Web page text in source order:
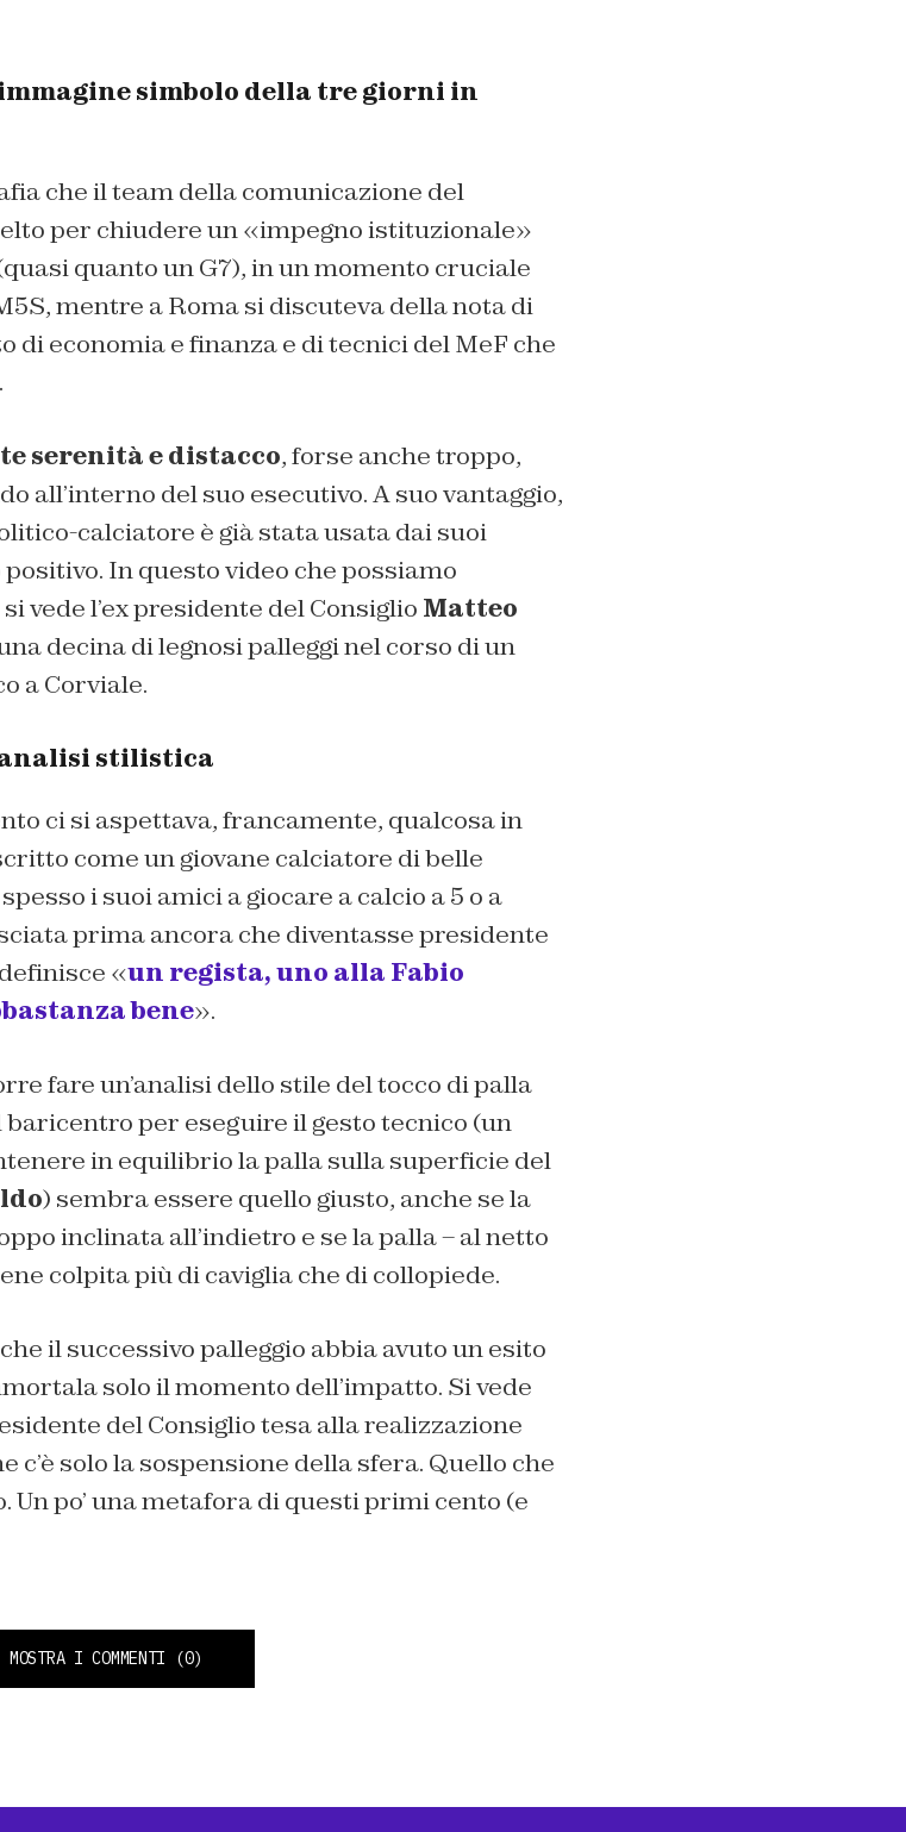
simbolo della tre giorni in
che il team della comunicazione del
per chiudere un «impegno istituzionale»
quanto un G7), in un momento cruciale
mentre a Roma si discuteva della nota di
di economia e finanza e di tecnici del MeF che
serenità e distacco, forse anche troppo,
all’interno del suo esecutivo. A suo vantaggio,
calciatore è già stata usata dai suoi
In questo video che possiamo
vede l’ex presidente del Consiglio Matteo
decina di legnosi palleggi nel corso di un
a Corviale.
stilistica
ci si aspettava, francamente, qualcosa in
come un giovane calciatore di belle
i suoi amici a giocare a calcio a 5 o a
prima ancora che diventasse presidente
«un regista, uno alla Fabio
bene».
fare un’analisi dello stile del tocco di palla
per eseguire il gesto tecnico (un
in equilibrio la palla sulla superficie del
) sembra essere quello giusto, anche se la
inclinata all’indietro e se la palla – al netto
colpita più di caviglia che di collopiede.
il successivo palleggio abbia avuto un esito
solo il momento dell’impatto. Si vede
del Consiglio tesa alla realizzazione
c’è solo la sospensione della sfera. Quello che
Un po’ una metafora di questi primi cento (e
MOSTRA I COMMENTI (0)